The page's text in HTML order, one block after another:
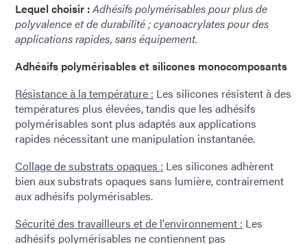
Lequel choisir :Adhésifs polymérisables pour plus de
polyvalence et de durabilité ; cyanoacrylates pour des
applications rapides, sans équipement.
Adhésifs polymérisables et silicones monocomposants
Résistance à la température : Les silicones résistent à des
températures plus élevées, tandis que les adhésifs
polymérisables sont plus adaptés aux applications
rapides nécessitant une manipulation instantanée.
Collage de substrats opaques : Les silicones adhèrent
bien aux substrats opaques sans lumière, contrairement
aux adhésifs polymérisables.
Sécurité des travailleurs et de l'environnement : Les
adhésifs polymérisables ne contiennent pas